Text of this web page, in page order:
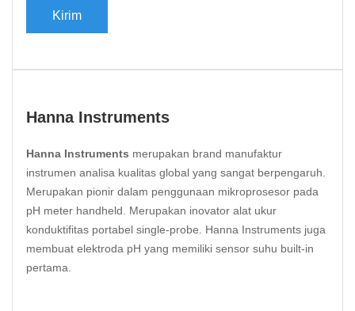
Hanna Instruments
Hanna Instruments merupakan brand manufaktur
instrumen analisa kualitas global yang sangat berpengaruh.
Merupakan pionir dalam penggunaan mikroprosesor pada
pH meter handheld. Merupakan inovator alat ukur
konduktifitas portabel single-probe. Hanna Instruments juga
membuat elektroda pH yang memiliki sensor suhu built-in
pertama.